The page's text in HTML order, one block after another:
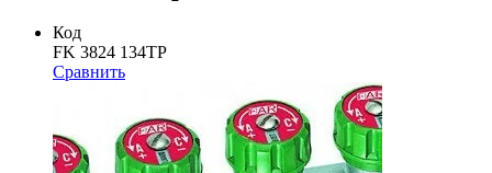
Код
FK 3824 134TP
Сравнить